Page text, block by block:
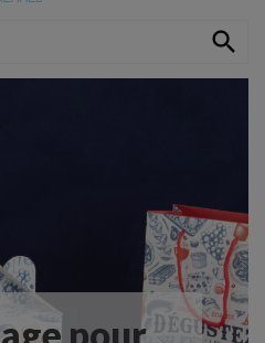

pour